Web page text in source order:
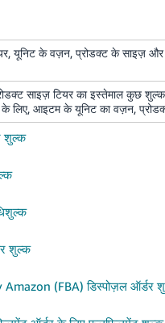
यूनिट के वज़न, प्रोडक्ट के साइज़
साइज़ टियर का इस्तेमाल कुछ
लिए, आइटम के यूनिट का वज़न,
शुल्क
शुल्क
(FBA) डिस्पोज़ल ऑर्डर